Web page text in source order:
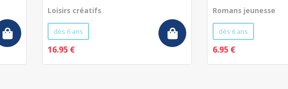
Loisirs créatifs
dès 6 ans
16.95 €
Romans jeunesse
dès 6 ans
6.95 €